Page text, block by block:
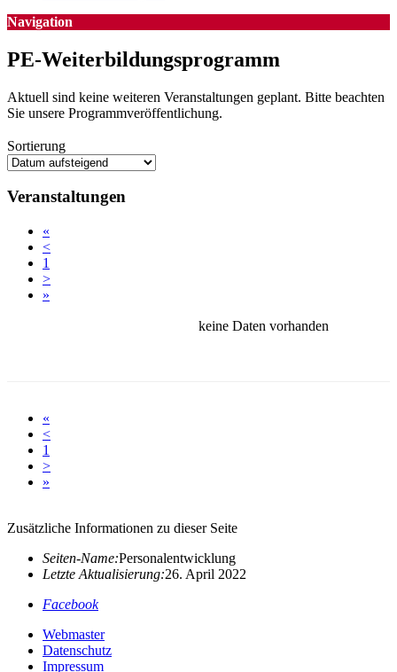
Navigation
PE-Weiterbildungsprogramm
Aktuell sind keine weiteren Veranstaltungen geplant. Bitte beachten
Sie unsere Programmveröffentlichung.
Sortierung
Veranstaltungen
«
<
1
>
»
keine Daten vorhanden
«
<
1
>
»
Zusätzliche Informationen zu dieser Seite
Seiten-Name:Personalentwicklung
Letzte Aktualisierung:26. April 2022
Facebook
Webmaster
Datenschutz
Impressum